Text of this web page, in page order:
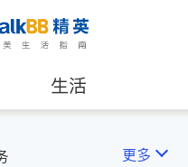
生活
更多